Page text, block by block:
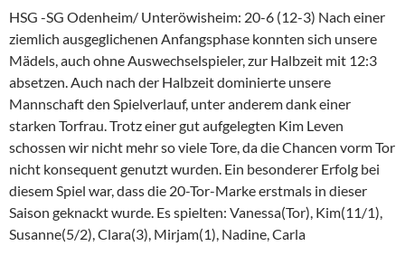
HSG -SG Odenheim/ Unteröwisheim: 20-6 (12-3) Nach einer
ziemlich ausgeglichenen Anfangsphase konnten sich unsere
Mädels, auch ohne Auswechselspieler, zur Halbzeit mit 12:3
absetzen. Auch nach der Halbzeit dominierte unsere
Mannschaft den Spielverlauf, unter anderem dank einer
starken Torfrau. Trotz einer gut aufgelegten Kim Leven
schossen wir nicht mehr so viele Tore, da die Chancen vorm Tor
nicht konsequent genutzt wurden. Ein besonderer Erfolg bei
diesem Spiel war, dass die 20-Tor-Marke erstmals in dieser
Saison geknackt wurde. Es spielten: Vanessa(Tor), Kim(11/1),
Susanne(5/2), Clara(3), Mirjam(1), Nadine, Carla